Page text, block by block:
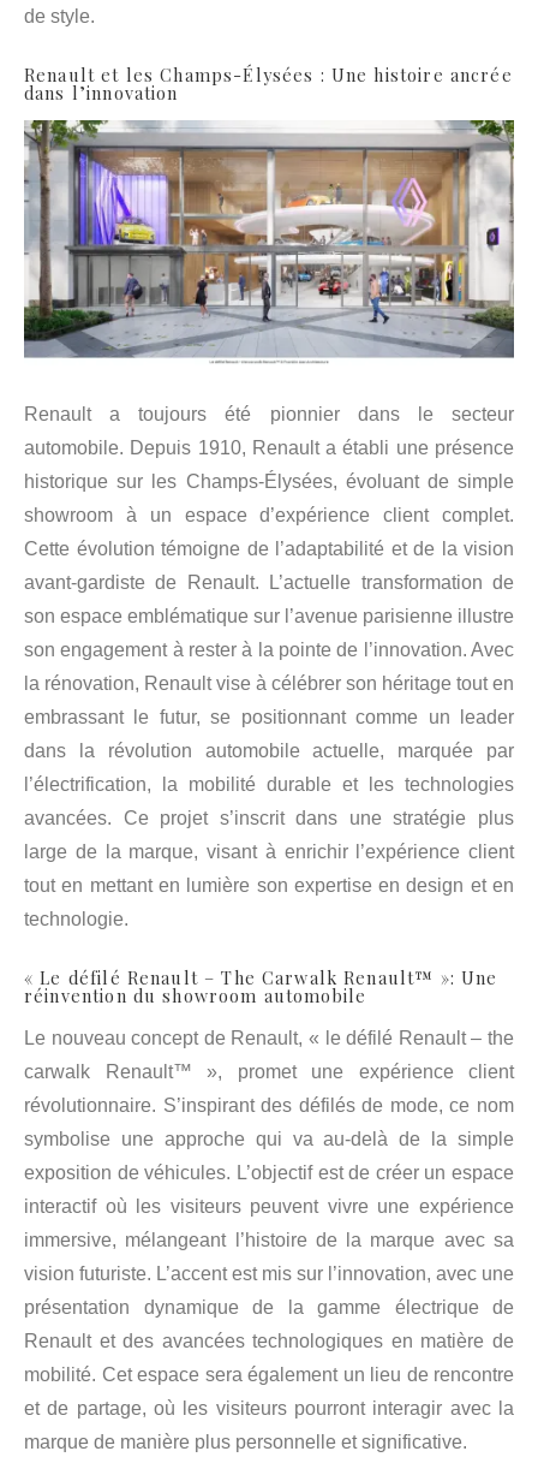
de style.
Renault et les Champs-Élysées : Une histoire ancrée
dans l’innovation
Renault a toujours été pionnier dans le secteur
automobile. Depuis 1910, Renault a établi une présence
historique sur les Champs-Élysées, évoluant de simple
showroom à un espace d’expérience client complet.
Cette évolution témoigne de l’adaptabilité et de la vision
avant-gardiste de Renault. L’actuelle transformation de
son espace emblématique sur l’avenue parisienne illustre
son engagement à rester à la pointe de l’innovation. Avec
la rénovation, Renault vise à célébrer son héritage tout en
embrassant le futur, se positionnant comme un leader
dans la révolution automobile actuelle, marquée par
l’électrification, la mobilité durable et les technologies
avancées. Ce projet s’inscrit dans une stratégie plus
large de la marque, visant à enrichir l’expérience client
tout en mettant en lumière son expertise en design et en
technologie.
« Le défilé Renault– The Carwalk Renault™ »: Une
réinvention du showroom automobile
Le nouveau concept de Renault, « le défilé Renault – the
carwalk Renault™ », promet une expérience client
révolutionnaire. S’inspirant des défilés de mode, ce nom
symbolise une approche qui va au-delà de la simple
exposition de véhicules. L’objectif est de créer un espace
interactif où les visiteurs peuvent vivre une expérience
immersive, mélangeant l’histoire de la marque avec sa
vision futuriste. L’accent est mis sur l’innovation, avec une
présentation dynamique de la gamme électrique de
Renault et des avancées technologiques en matière de
mobilité. Cet espace sera également un lieu de rencontre
et de partage, où les visiteurs pourront interagir avec la
marque de manière plus personnelle et significative.